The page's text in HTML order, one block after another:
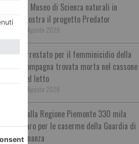
Al Museo di Scienza naturali in
mostra il progetto Predator
5 Agosto 2026
Arrestato per il femminicidio della
compagna trovata morta nel cassone
del letto
5 Agosto 2026
Dalla Regione Piemonte 330 mila
euro per le caserme della Guardia di
Finanza